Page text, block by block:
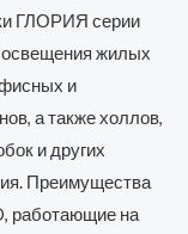
ГЛОРИЯ серии
освещения жилых
и
а также холлов,
и других
Преимущества
работающие на